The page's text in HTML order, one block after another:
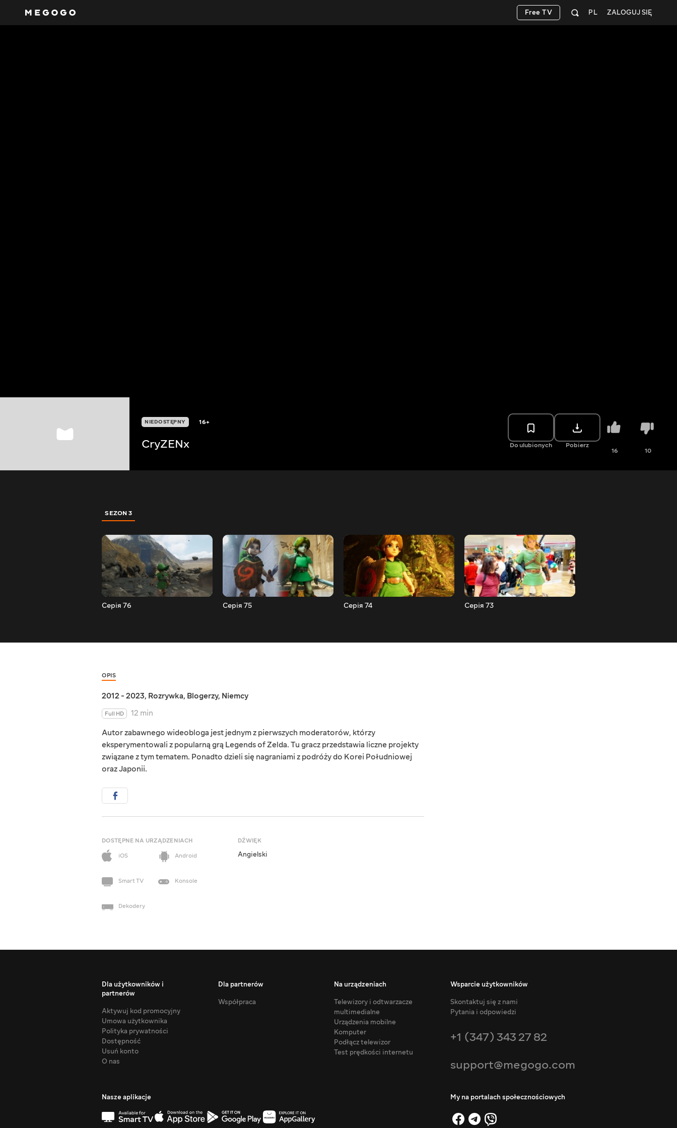
ZALOGUJ SIĘ
PL
Free TV
NIEDOSTĘPNY 16+
CryZENx Do ulubionych Pobierz
16 10
SEZON 3
Серія 76 Серія 75 Серія 74 Серія 73
OPIS
2012 - 2023, Rozrywka, Blogerzy, Niemcy
Full HD
12 min
Autor zabawnego wideobloga jest jednym z pierwszych moderatorów, którzy
eksperymentowali z popularną grą Legends of Zelda. Tu gracz przedstawia liczne projekty
związane z tym tematem. Ponadto dzieli się nagraniami z podróży do Korei Południowej
oraz Japonii.
DOSTĘPNE NA URZĄDZENIACH
iOS
Android
Smart TV Konsole
Dekodery
DŹWIĘK
Angielski
Dla użytkowników i
partnerów
Aktywuj kod promocyjny
Umowa użytkownika
Polityka prywatności
Dostępność
Usuń konto
O nas
Dla partnerów
Współpraca
Na urządzeniach
Telewizory i odtwarzacze
multimedialne
Urządzenia mobilne
Komputer
Podłącz telewizor
Test prędkości internetu
Wsparcie użytkowników
Skontaktuj się z nami
Pytania i odpowiedzi
+1 (347) 343 27 82
support@megogo.com
Nasze aplikacje My na portalach społecznościowych